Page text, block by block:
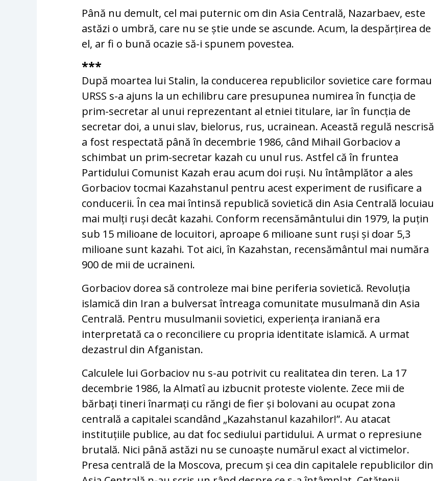
Până nu demult, cel mai puternic om din Asia Centrală, Nazarbaev, este
astăzi o umbră, care nu se știe unde se ascunde. Acum, la despărțirea de
el, ar fi o bună ocazie să-i spunem povestea.
***
După moartea lui Stalin, la conducerea republicilor sovietice care formau
URSS s-a ajuns la un echilibru care presupunea numirea în funcția de
prim-secretar al unui reprezentant al etniei titulare, iar în funcția de
secretar doi, a unui slav, bielorus, rus, ucrainean. Această regulă nescrisă
a fost respectată până în decembrie 1986, când Mihail Gorbaciov a
schimbat un prim-secretar kazah cu unul rus. Astfel că în fruntea
Partidului Comunist Kazah erau acum doi ruși. Nu întâmplător a ales
Gorbaciov tocmai Kazahstanul pentru acest experiment de rusificare a
conducerii. În cea mai întinsă republică sovietică din Asia Centrală locuiau
mai mulți ruși decât kazahi. Conform recensământului din 1979, la puțin
sub 15 milioane de locuitori, aproape 6 milioane sunt ruși și doar 5,3
milioane sunt kazahi. Tot aici, în Kazahstan, recensământul mai număra
900 de mii de ucraineni.
Gorbaciov dorea să controleze mai bine periferia sovietică. Revoluția
islamică din Iran a bulversat întreaga comunitate musulmană din Asia
Centrală. Pentru musulmanii sovietici, experiența iraniană era
interpretată ca o reconciliere cu propria identitate islamică. A urmat
dezastrul din Afganistan.
Calculele lui Gorbaciov nu s-au potrivit cu realitatea din teren. La 17
decembrie 1986, la Almatî au izbucnit proteste violente. Zece mii de
bărbați tineri înarmați cu răngi de fier și bolovani au ocupat zona
centrală a capitalei scandând „Kazahstanul kazahilor!”. Au atacat
instituțiile publice, au dat foc sediului partidului. A urmat o represiune
brutală. Nici până astăzi nu se cunoaște numărul exact al victimelor.
Presa centrală de la Moscova, precum și cea din capitalele republicilor din